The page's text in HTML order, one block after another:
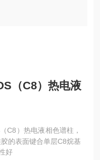
（C8）热电液
C8）热电液相色谱柱，
的表面键合单层C8烷基
好